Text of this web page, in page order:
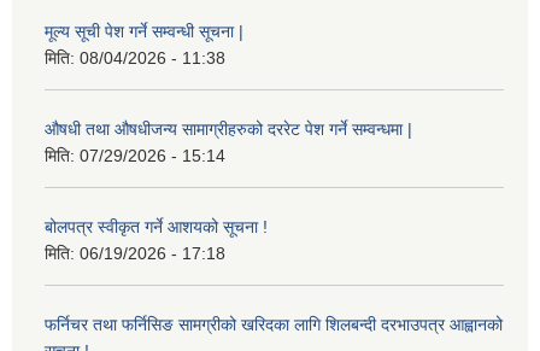
मूल्य सूची पेश गर्ने सम्वन्धी सूचना |
मिति: 08/04/2026 - 11:38
औषधी तथा औषधीजन्य सामाग्रीहरुको दररेट पेश गर्ने सम्वन्धमा |
मिति: 07/29/2026 - 15:14
बोलपत्र स्वीकृत गर्ने आशयको सूचना !
मिति: 06/19/2026 - 17:18
फर्निचर तथा फर्निसिङ सामग्रीको खरिदका लागि शिलबन्दी दरभाउपत्र आह्वानको